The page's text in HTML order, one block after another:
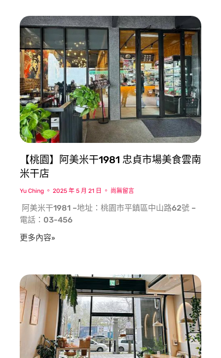
【桃園】阿美米干1981 忠貞市場美食雲南
米干店
Yu Ching 2025 年 5 月 21 日 尚無留言
​ 阿美米干1981 –地址：桃園市平鎮區中山路62號 –
電話：03-456
更多內容»